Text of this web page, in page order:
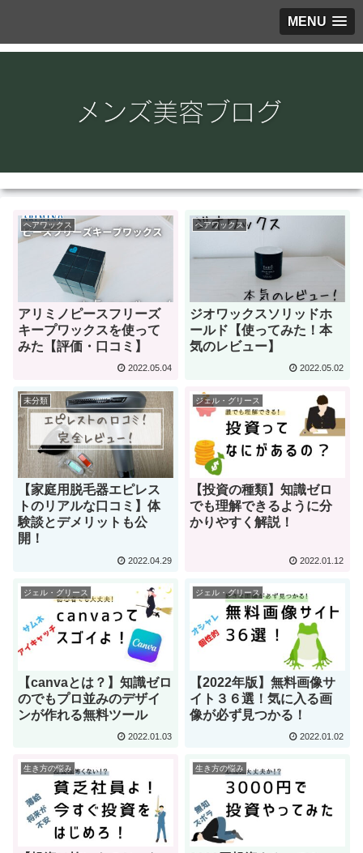
MENU
ヘアワックス
アリミノピースフリーズ
キープワックスを使って
みた【評価・口コミ】
2022.05.04
ヘアワックス
ジオワックスソリッドホ
ールド【使ってみた！本
気のレビュー】
2022.05.02
未分類
【家庭用脱毛器エピレス
トのリアルな口コミ】体
験談とデメリットも公
開！
2022.04.29
ジェル・グリース
【投資の種類】知識ゼロ
でも理解できるように分
かりやすく解説！
2022.01.12
ジェル・グリース
【canvaとは？】知識ゼロ
のでもプロ並みのデザイ
ンが作れる無料ツール
2022.01.03
ジェル・グリース
【2022年版】無料画像サ
イト３６選！気に入る画
像が必ず見つかる！
2022.01.02
生き方の悩み 生き方の悩み